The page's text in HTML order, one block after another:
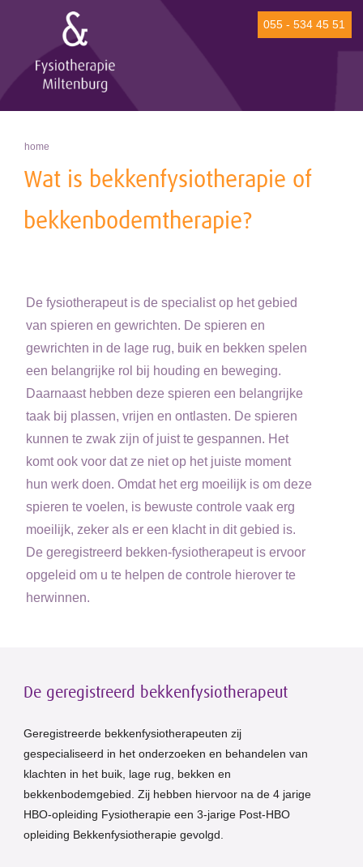
055 - 534 45 51
home
Wat is bekkenfysiotherapie of
bekkenbodemtherapie?
De fysiotherapeut is de specialist op het gebied
van spieren en gewrichten. De spieren en
gewrichten in de lage rug, buik en bekken spelen
een belangrijke rol bij houding en beweging.
Daarnaast hebben deze spieren een belangrijke
taak bij plassen, vrijen en ontlasten. De spieren
kunnen te zwak zijn of juist te gespannen. Het
komt ook voor dat ze niet op het juiste moment
hun werk doen. Omdat het erg moeilijk is om deze
spieren te voelen, is bewuste controle vaak erg
moeilijk, zeker als er een klacht in dit gebied is.
De geregistreerd bekken-fysiotherapeut is ervoor
opgeleid om u te helpen de controle hierover te
herwinnen.
De geregistreerd bekkenfysiotherapeut
Geregistreerde bekkenfysiotherapeuten zij
gespecialiseerd in het onderzoeken en behandelen van
klachten in het buik, lage rug, bekken en
bekkenbodemgebied. Zij hebben hiervoor na de 4 jarige
HBO-opleiding Fysiotherapie een 3-jarige Post-HBO
opleiding Bekkenfysiotherapie gevolgd.